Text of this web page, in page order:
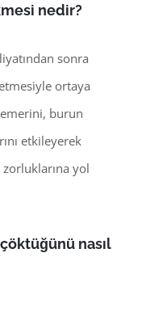
nedir?
sonra
ortaya
burun
etkileyerek
yol
nasıl